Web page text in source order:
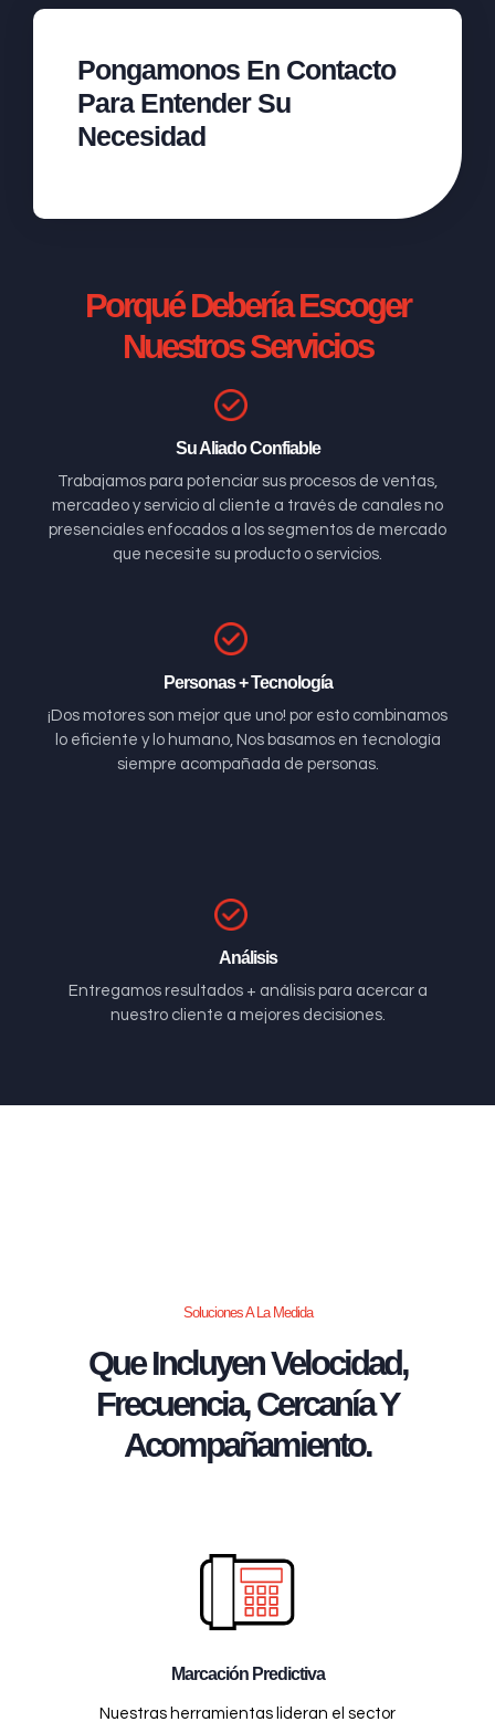
Pongamonos En Contacto
Para Entender Su
Necesidad
Porqué Debería Escoger
Nuestros Servicios
Su Aliado Confiable
Trabajamos para potenciar sus procesos de ventas,
mercadeo y servicio al cliente a través de canales no
presenciales enfocados a los segmentos de mercado
que necesite su producto o servicios.
Personas + Tecnología
¡Dos motores son mejor que uno! por esto combinamos
lo eficiente y lo humano, Nos basamos en tecnología
siempre acompañada de personas.
Análisis
Entregamos resultados + análisis para acercar a
nuestro cliente a mejores decisiones.
Soluciones A La Medida
Que Incluyen Velocidad,
Frecuencia, Cercanía Y
Acompañamiento.
Marcación Predictiva
Nuestras herramientas lideran el sector